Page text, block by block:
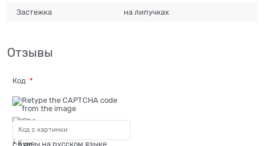
Застежка на липучках
Отзывы
Код
* буквы на русском языке